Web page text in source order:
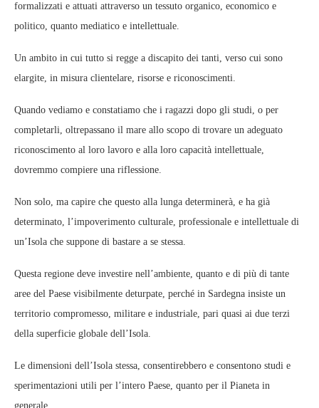
formalizzati e attuati attraverso un tessuto organico, economico e
politico, quanto mediatico e intellettuale.
Un ambito in cui tutto si regge a discapito dei tanti, verso cui sono
elargite, in misura clientelare, risorse e riconoscimenti.
Quando vediamo e constatiamo che i ragazzi dopo gli studi, o per
completarli, oltrepassano il mare allo scopo di trovare un adeguato
riconoscimento al loro lavoro e alla loro capacità intellettuale,
dovremmo compiere una riflessione.
Non solo, ma capire che questo alla lunga determinerà, e ha già
determinato, l’impoverimento culturale, professionale e intellettuale di
un’Isola che suppone di bastare a se stessa.
Questa regione deve investire nell’ambiente, quanto e di più di tante
aree del Paese visibilmente deturpate, perché in Sardegna insiste un
territorio compromesso, militare e industriale, pari quasi ai due terzi
della superficie globale dell’Isola.
Le dimensioni dell’Isola stessa, consentirebbero e consentono studi e
sperimentazioni utili per l’intero Paese, quanto per il Pianeta in
generale.